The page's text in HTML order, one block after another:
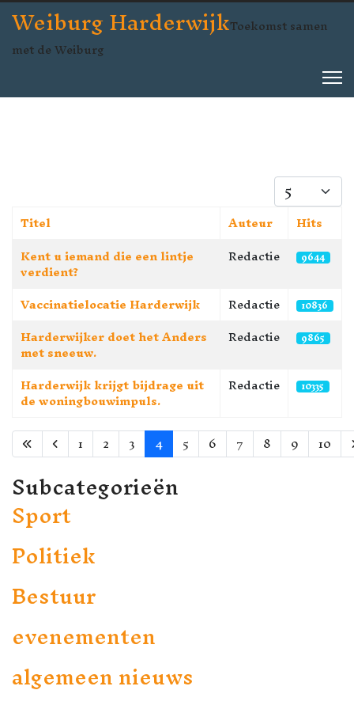
Weiburg HarderwijkToekomst samen
met de Weiburg
Toon #
Artikelen
Titel Auteur
Hits
Kent u iemand die een lintje
verdient?
Redactie 9644
Vaccinatielocatie Harderwijk Redactie 10836
Harderwijker doet het Anders
met sneeuw.
Redactie 9865
Harderwijk krijgt bijdrage uit
de woningbouwimpuls.
Redactie 10335
Pagina 4 van 82
1 2 3 4 5 6 7 8 9 10
Subcategorieën
Sport
Politiek
Bestuur
evenementen
algemeen nieuws